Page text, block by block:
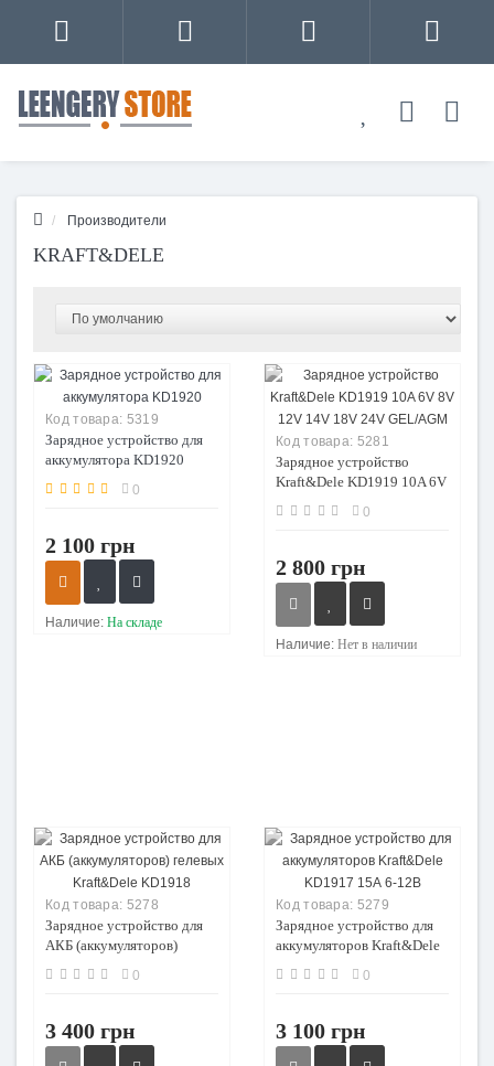
Производители
KRAFT&DELE
Код товара: 5319
Зарядное устройство для
аккумулятора KD1920
0
2 100 грн
Наличие: На складе
Код товара: 5281
Зарядное устройство
Kraft&Dele KD1919 10A 6V
8V 12V 14V 18V 24V
0
2 800 грн
Наличие: Нет в наличии
Код товара: 5278
Зарядное устройство для
АКБ (аккумуляторов)
гелевых Kraft&Dele
0
3 400 грн
Код товара: 5279
Зарядное устройство для
аккумуляторов Kraft&Dele
KD1917 15А 6-12В
0
3 100 грн